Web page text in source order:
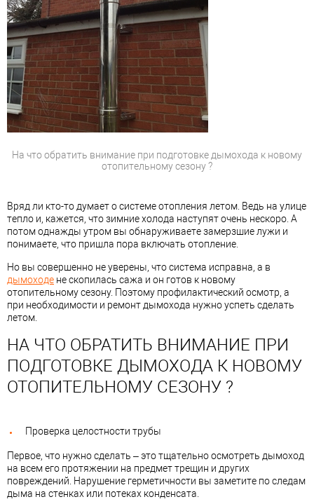
Вряд ли кто-то думает о системе отопления летом. Ведь на улице
тепло и, кажется, что зимние холода наступят очень нескоро. А
потом однажды утром вы обнаруживаете замерзшие лужи и
понимаете, что пришла пора включать отопление.
Но вы совершенно не уверены, что система исправна, а в
дымоходе не скопилась сажа и он готов к новому
отопительному сезону. Поэтому профилактический осмотр, а
при необходимости и ремонт дымохода нужно успеть сделать
летом.
НА ЧТО ОБРАТИТЬ ВНИМАНИЕ ПРИ
ПОДГОТОВКЕ ДЫМОХОДА К НОВОМУ
ОТОПИТЕЛЬНОМУ СЕЗОНУ ?
Проверка целостности трубы
Первое, что нужно сделать – это тщательно осмотреть дымоход
на всем его протяжении на предмет трещин и других
повреждений. Нарушение герметичности вы заметите по следам
дыма на стенках или потеках конденсата.
На что обратить внимание при подготовке дымохода к новому
отопительному сезону ?